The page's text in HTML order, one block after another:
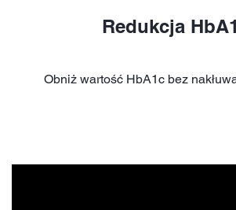
Redukcja
Obniż wartość HbA1c bez